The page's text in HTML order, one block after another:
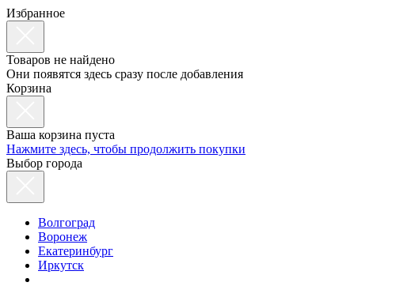
Избранное
Товаров не найдено
Они появятся здесь сразу после добавления
Корзина
Ваша корзина пуста
Нажмите здесь, чтобы продолжить покупки
Выбор города
Волгоград
Воронеж
Екатеринбург
Иркутск